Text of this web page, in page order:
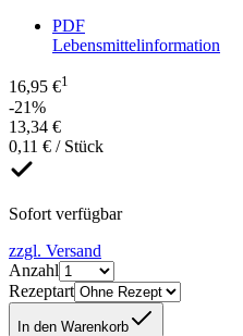
PDF
Lebensmittelinformation
16,95 €1
-21%
13,34 €
0,11 € / Stück
Sofort verfügbar
zzgl. Versand
Anzahl
Rezeptart
In den Warenkorb